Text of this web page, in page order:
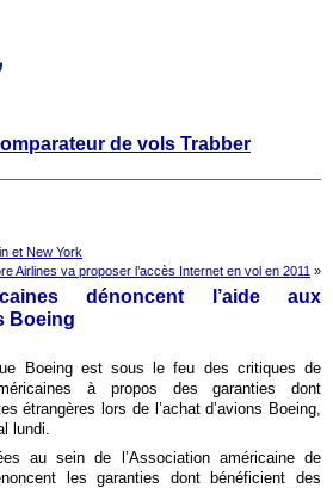
de vols Trabber
et New York
Airlines va proposer l’accès Internet en vol en 2011 »
dénoncent l’aide aux
Boeing
Boeing est sous le feu des critiques de
à propos des garanties dont
étrangères lors de l’achat d’avions Boeing,
lundi.
au sein de l’Association américaine de
les garanties dont bénéficient des